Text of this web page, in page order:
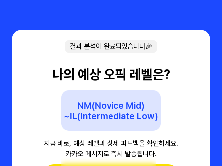
결과 분석이 완료되었습니다🎉
나의 예상 오픽 레벨은?
NM(Novice Mid)
~IL(Intermediate Low)
지금 바로, 예상 레벨과 상세 피드백을 확인하세요.
카카오 메시지로 즉시 발송됩니다.